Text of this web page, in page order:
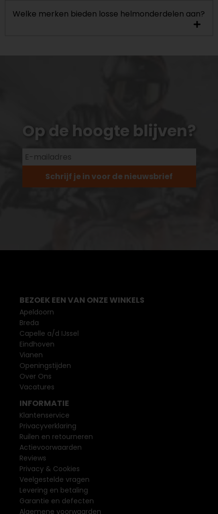
Welke merken bieden losse helmonderdelen aan?
Op de hoogte blijven?
Schrijf je in voor de nieuwsbrief
BEZOEK EEN VAN ONZE WINKELS
Apeldoorn
Breda
Capelle a/d IJssel
Eindhoven
Vianen
Openingstijden
Over Ons
Vacatures
INFORMATIE
Klantenservice
Privacyverklaring
Ruilen en retourneren
Actievoorwaarden
Reviews
Privacy & Cookies
Veelgestelde vragen
Levering en betaling
Garantie en defecten
Algemene voorwaarden